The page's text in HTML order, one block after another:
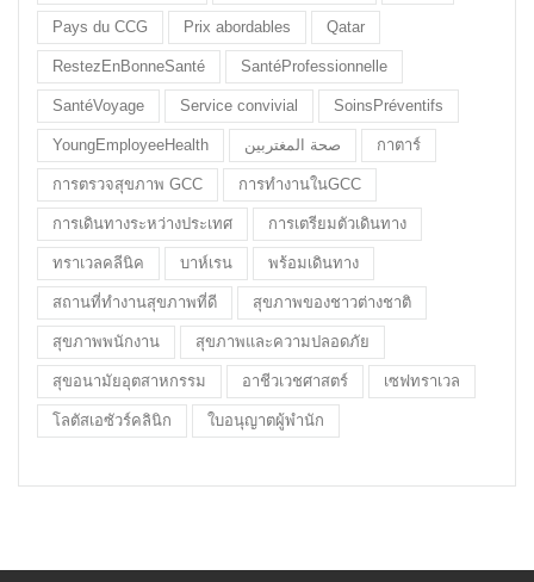
Pays du CCG Prix abordables Qatar
RestezEnBonneSanté SantéProfessionnelle
SantéVoyage Service convivial SoinsPréventifs
YoungEmployeeHealth صحة المغتربين กาตาร์
การตรวจสุขภาพ GCC การทำงานในGCC
การเดินทางระหว่างประเทศ การเตรียมตัวเดินทาง
ทราเวลคลีนิค บาห์เรน พร้อมเดินทาง
สถานที่ทำงานสุขภาพที่ดี สุขภาพของชาวต่างชาติ
สุขภาพพนักงาน สุขภาพและความปลอดภัย
สุขอนามัยอุตสาหกรรม อาชีวเวชศาสตร์ เซฟทราเวล
โลตัสเอซัวร์คลินิก ใบอนุญาตผู้พำนัก